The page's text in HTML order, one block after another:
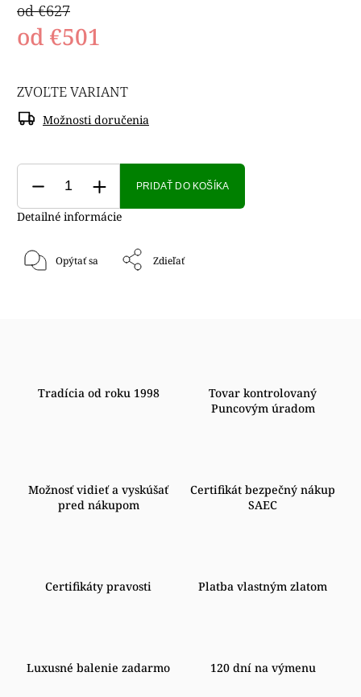
od €627
od €501
ZVOĽTE VARIANT
Možnosti doručenia
PRIDAŤ DO KOŠÍKA
Detailné informácie
Opýtať sa Zdieľať
Tradícia od roku 1998
Tovar kontrolovaný
Puncovým úradom
Možnosť vidieť a vyskúšať
pred nákupom
Certifikát bezpečný nákup
SAEC
Certifikáty pravosti Platba vlastným zlatom
Luxusné balenie zadarmo 120 dní na výmenu